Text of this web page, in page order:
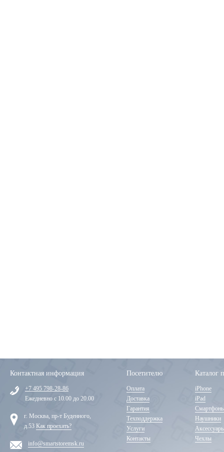
Контактная информация
+7 495 798-28-86
Ежедневно с 10.00 до 20.00
г. Москва, пр-т Буденного,
д.53 Как проехать?
info@smartstoremsk.ru
Посетителю
Оплата
Доставка
Гарантия
Техподдержка
Услуги
Контакты
Каталог
iPhone
iPad
Наушники
Чехлы